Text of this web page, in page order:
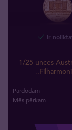
Ir
1/25 unces
Pārdodam
Mēs pērkam